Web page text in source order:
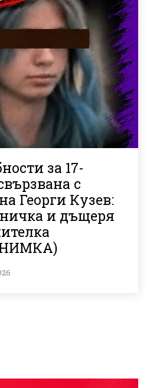
за 17-
с
Георги Кузев:
и дъщеря